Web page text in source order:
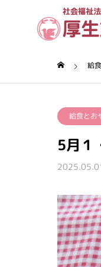
厚生館
保育園
給
給食とお
5月１